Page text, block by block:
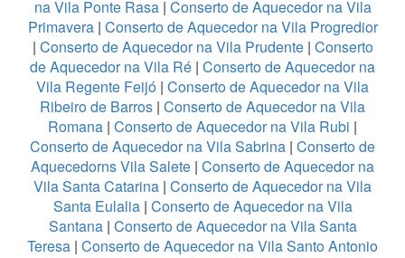
na Vila Ponte Rasa| Conserto de Aquecedor na Vila
Primavera| Conserto de Aquecedor na Vila Progredior
| Conserto de Aquecedor na Vila Prudente| Conserto
de Aquecedor na Vila Ré | Conserto de Aquecedor na
Vila Regente Feijó | Conserto de Aquecedor na Vila
Ribeiro de Barros | Conserto de Aquecedor na Vila
Romana | Conserto de Aquecedor na Vila Rubi |
Conserto de Aquecedor na Vila Sabrina | Conserto de
Aquecedorns Vila Salete | Conserto de Aquecedor na
Vila Santa Catarina | Conserto de Aquecedor na Vila
Santa Eulalia| Conserto de Aquecedor na Vila
Santana| Conserto de Aquecedor na Vila Santa
Teresa | Conserto de Aquecedor na Vila Santo Antonio